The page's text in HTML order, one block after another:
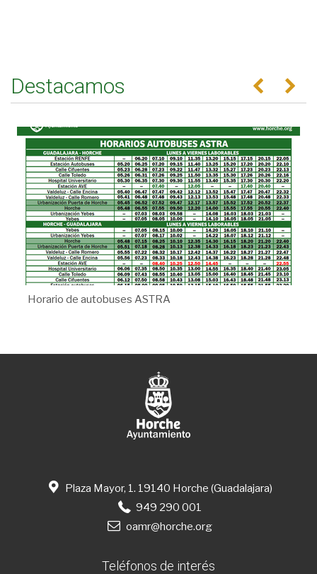
Destacamos Anterior
Horario de autobuses ASTRA
Plaza Mayor, 1. 19140 Horche (Guadalajara)
949 290 001
oamr@horche.org
Teléfonos de interés